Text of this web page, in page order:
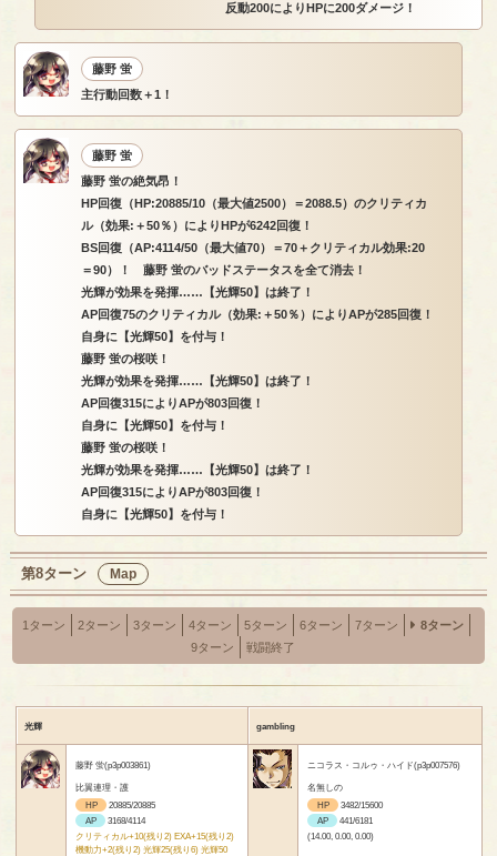
反動200によりHPに200ダメージ！
藤野 蛍
主行動回数＋1！
藤野 蛍
藤野 蛍の絶気昂！
HP回復（HP:20885/10（最大値2500）＝2088.5）のクリティカ
ル（効果:＋50％）によりHPが6242回復！
BS回復（AP:4114/50（最大値70）＝70＋クリティカル効果:20
＝90）！ 藤野 蛍のバッドステータスを全て消去！
光輝が効果を発揮……【光輝50】は終了！
AP回復75のクリティカル（効果:＋50％）によりAPが285回復！
自身に【光輝50】を付与！
藤野 蛍の桜咲！
光輝が効果を発揮……【光輝50】は終了！
AP回復315によりAPが803回復！
自身に【光輝50】を付与！
藤野 蛍の桜咲！
光輝が効果を発揮……【光輝50】は終了！
AP回復315によりAPが803回復！
自身に【光輝50】を付与！
第8ターン Map
1ターン 2ターン 3ターン 4ターン 5ターン 6ターン 7ターン
8ターン
9ターン
戦闘終了
光輝 gambling
藤野 蛍(p3p003861)
比翼連理・護
HP
20885/20885
AP
3168/4114
クリティカル+10(残り2) EXA+15(残り2)
機動力+2(残り2) 光輝25(残り6) 光輝50
ニコラス・コルゥ・ハイド(p3p007576)
名無しの
HP
3482/15600
AP
441/6181
(14.00, 0.00, 0.00)